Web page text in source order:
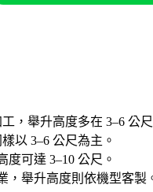
，舉升高度多在 3–6 公尺
以 3–6 公尺為主。
可達 3–10 公尺。
，舉升高度則依機型客製